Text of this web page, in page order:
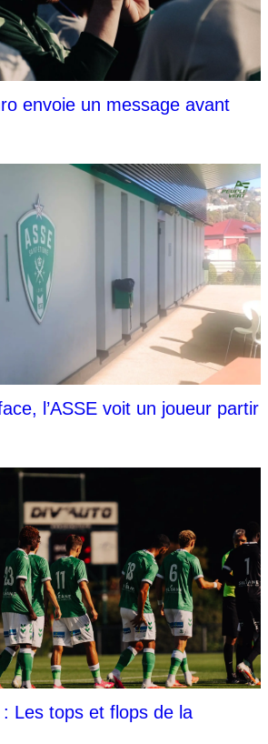
envoie un message avant
l’ASSE voit un joueur partir
Les tops et flops de la